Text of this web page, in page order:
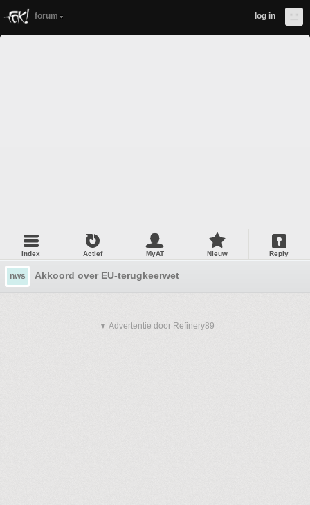
forum log in
Index Actief MyAT Nieuw Reply
nws Akkoord over EU-terugkeerwet
▼ Advertentie door Refinery89